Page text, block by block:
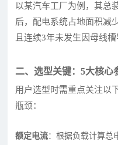
以某汽车工厂为例，其总
后，配电系统占地面积减
且连续3年未发生因母线槽
二、选型关键：5大核心
用户选型时需重点关注以
瓶颈：
额定电流：根据负载计算总